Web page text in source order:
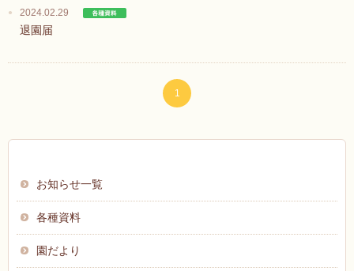
2024.02.29
退園届
1
お知らせ一覧
各種資料
園だより